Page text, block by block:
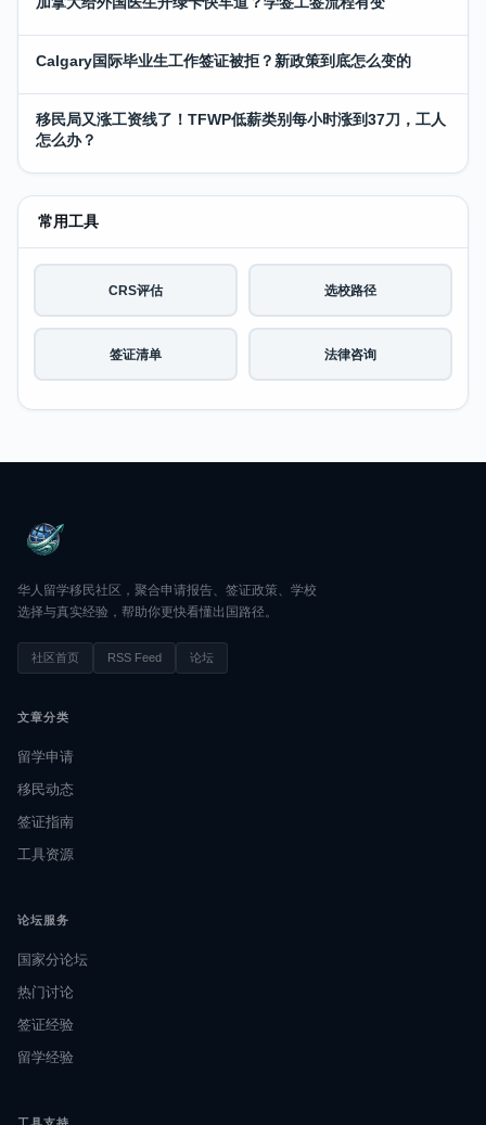
Calgary国际毕业生工作签证被拒？新政策到底怎么变的
移民局又涨工资线了！TFWP低薪类别每小时涨到37刀，工人
怎么办？
常用工具
CRS评估 选校路径
签证清单 法律咨询
华人留学移民社区，聚合申请报告、签证政策、学校
选择与真实经验，帮助你更快看懂出国路径。
社区首页 RSS Feed 论坛
文章分类
留学申请
移民动态
签证指南
工具资源
论坛服务
国家分论坛
热门讨论
签证经验
留学经验